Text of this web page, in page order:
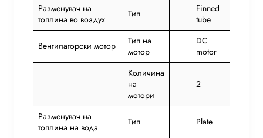
Разменувач на
топлина во воздух
Тип
Finned
tube
Вентилаторски мотор
Тип на
мотор
DC
motor
Количина
на
мотори
2
Разменувач на
топлина на вода
Тип Plate